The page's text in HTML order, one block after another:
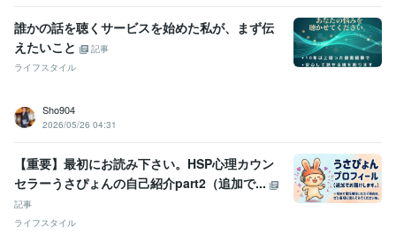
株式会社ココナラ 2021年9月 ~ 2022年11月
株式会社ココナラ
〇〇保育園
【経歴】毒母に支配されて過ごした時代
【経歴】毒母に支配されて過ごした時代 1923年12月 ~ 現在
【経歴】毒母に支配されて過ごした時代 1923年12月 ~ 現在
【経歴】毒母に支配されて過ごした時代 1999年12月 ~ 現在
【経歴】毒母に支配されて過ごした時代 1999年12月 ~ 現在
誰かの話を聴くサービスを始めた私が、まず伝
えたいこと
記事
ライフスタイル
Sho904
2026/05/26 04:31
【重要】最初にお読み下さい。HSP心理カウン
セラーうさぴょんの自己紹介part2（追加で...
記事
ライフスタイル